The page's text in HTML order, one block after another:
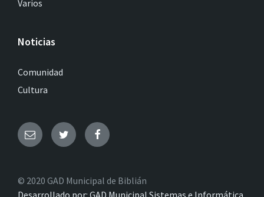
Varios
Noticias
Comunidad
Cultura
© 2020 GAD Municipal de Biblián
Desarrollado por: GAD Municipal Sistemas e Informática